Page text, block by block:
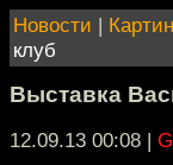
Новости |
клуб
Выставка
12.09.13 00:08 |